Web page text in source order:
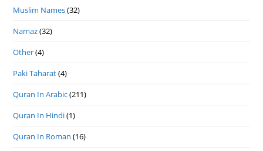
Muslim Names(32)
Namaz(32)
Other(4)
Paki Taharat(4)
Quran In Arabic(211)
Quran In Hindi(1)
Quran In Roman (16)